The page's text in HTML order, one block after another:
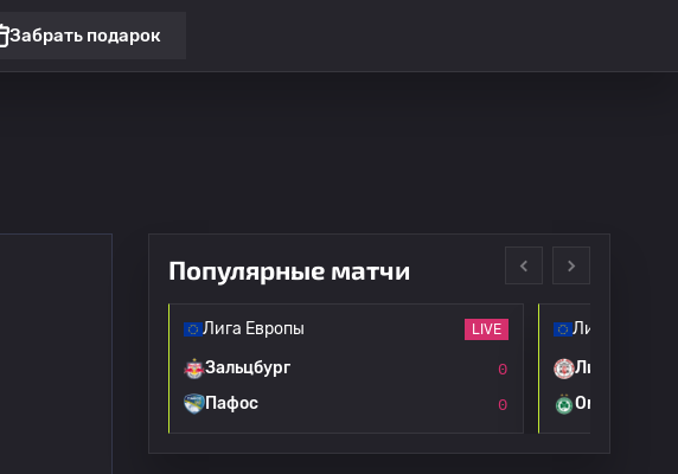
Забрать подарок
Популярные матчи
Лига Европы LIVE
Зальцбург 0
Пафос 0
Лига Европы
Линкольн
Омония